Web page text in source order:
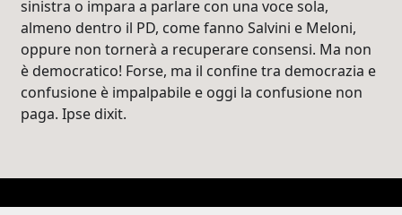
sinistra o impara a parlare con una voce sola,
almeno dentro il PD, come fanno Salvini e Meloni,
oppure non tornerà a recuperare consensi. Ma non
è democratico! Forse, ma il confine tra democrazia e
confusione è impalpabile e oggi la confusione non
paga. Ipse dixit.